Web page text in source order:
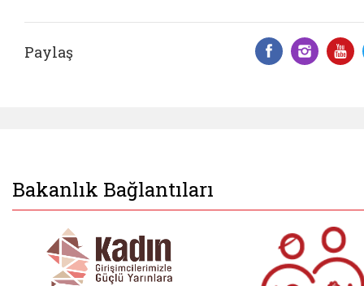
Paylaş
Bakanlık Bağlantıları